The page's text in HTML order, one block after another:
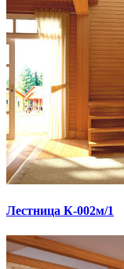
Лестница К-002м/1